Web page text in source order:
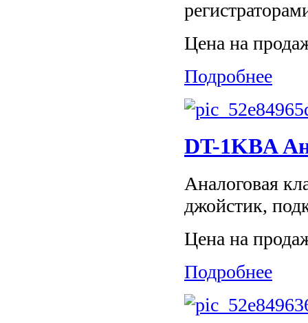
Цена на
Подробнее
DT-1KBA
Аналоговая
джойстик,
Цена на
Подробнее